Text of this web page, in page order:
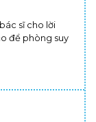
sĩ cho lời
để phòng suy